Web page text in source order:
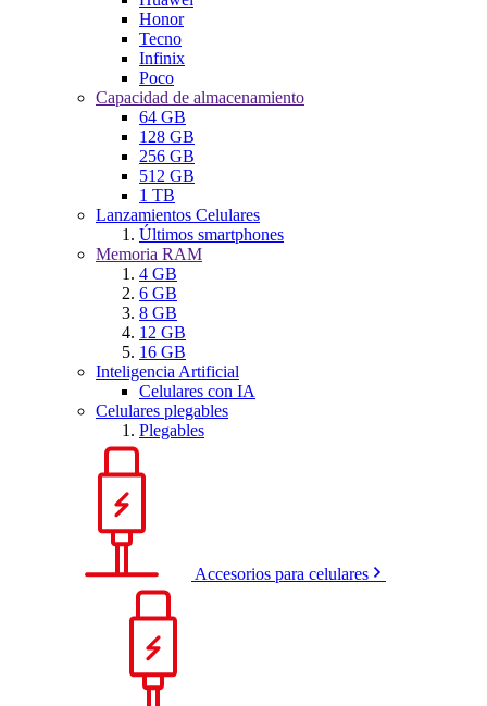
Honor
Tecno
Infinix
Poco
Capacidad de almacenamiento
64 GB
128 GB
256 GB
512 GB
1 TB
Lanzamientos Celulares
Últimos smartphones
Memoria RAM
4 GB
6 GB
8 GB
12 GB
16 GB
Inteligencia Artificial
Celulares con IA
Celulares plegables
Plegables
Accesorios para celulares